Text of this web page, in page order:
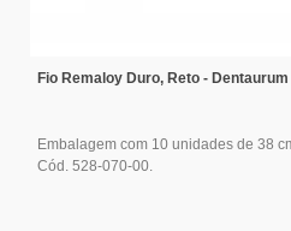
Fio Remaloy Duro, Reto - Dentaurum
Embalagem com 10 unidades de 38
Cód. 528-070-00.